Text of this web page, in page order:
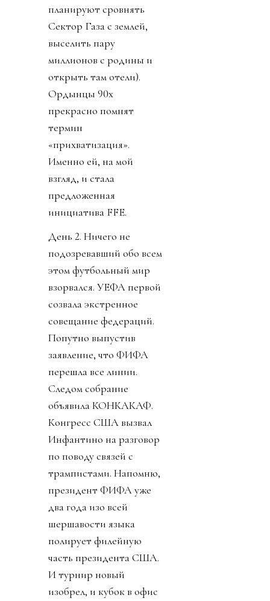
планируют сровнять
Сектор Газа с землей,
выселить пару
миллионов с родины и
открыть там отели).
Ордынцы 90х
прекрасно помнят
термин
«прихватизация».
Именно ей, на мой
взгляд, и стала
предложенная
инициатива FFE.
День 2. Ничего не
подозревавший обо всем
этом футбольный мир
взорвался. УЕФА первой
созвала экстренное
совещание федераций.
Попутно выпустив
заявление, что ФИФА
перешла все линии.
Следом собрание
объявила КОНКАКАФ.
Конгресс США вызвал
Инфантино на разговор
по поводу связей с
трампистами. Напомню,
президент ФИФА уже
два года изо всей
шершавости языка
полирует филейную
часть президента США.
И турнир новый
изобрел, и кубок в офис